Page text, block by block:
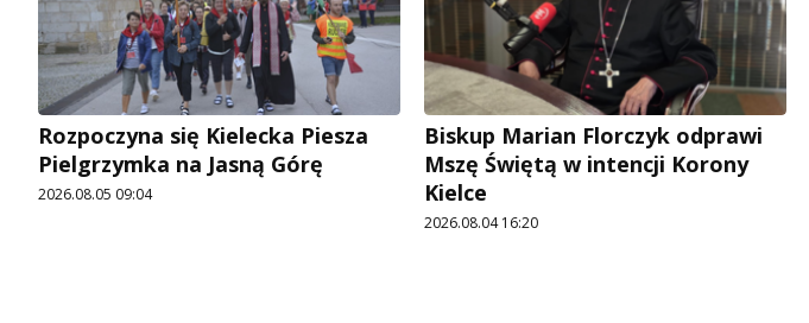
Rozpoczyna się Kielecka Piesza
Pielgrzymka na Jasną Górę
2026.08.05 09:04
Biskup Marian Florczyk odprawi
Mszę Świętą w intencji Korony
Kielce
2026.08.04 16:20